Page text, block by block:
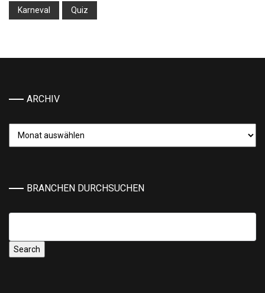
Karneval Quiz
ARCHIV
BRANCHEN DURCHSUCHEN